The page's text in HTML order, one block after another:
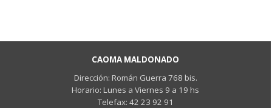
CAOMA MALDONADO
Dirección: Román Guerra 768 bis.
Horario: Lunes a Viernes 9 a 19 hs
Telefax: 42 23 92 91